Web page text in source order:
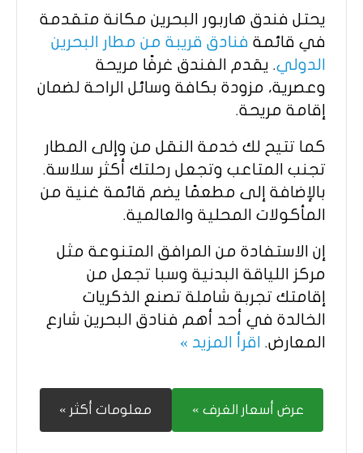
يحتل فندق هاربور البحرين مكانة متقدمة
في قائمة فنادق قريبة من مطار البحرين
الدولي. يقدم الفندق غرفًا مريحة
وعصرية، مزودة بكافة وسائل الراحة لضمان
إقامة مريحة.
كما تتيح لك خدمة النقل من وإلى المطار
تجنب المتاعب وتجعل رحلتك أكثر سلاسة.
بالإضافة إلى مطعمًا يضم قائمة غنية من
المأكولات المحلية والعالمية.
إن الاستفادة من المرافق المتنوعة مثل
مركز اللياقة البدنية وسبا تجعل من
إقامتك تجربة شاملة تصنع الذكريات
الخالدة في أحد أهم فنادق البحرين شارع
المعارض. اقرأ المزيد »
عرض أسعار الغرف » معلومات أكثر »